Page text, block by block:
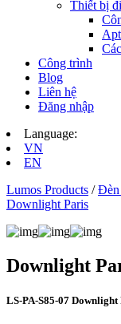
Thiết bị
Công trình
Blog
Liên hệ
Đăng nhập
Language:
VN
EN
Lumos Products /Đèn
Downlight Paris
Downlight
LS‑PA‑S85‑07